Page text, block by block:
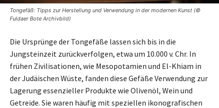
Tongefäß: Tipps zur Herstellung und Verwendung in der modernen Kunst (©
Fuldaer Bote Archivbild)
Die Ursprünge der Tongefäße lassen sich bis in die
Jungsteinzeit zurückverfolgen, etwa um 10.000 v. Chr. In
frühen Zivilisationen, wie Mesopotamien und El-Khiam in
der Judäischen Wüste, fanden diese Gefäße Verwendung zur
Lagerung essenzieller Produkte wie Olivenöl, Wein und
Getreide. Sie waren häufig mit speziellen ikonografischen